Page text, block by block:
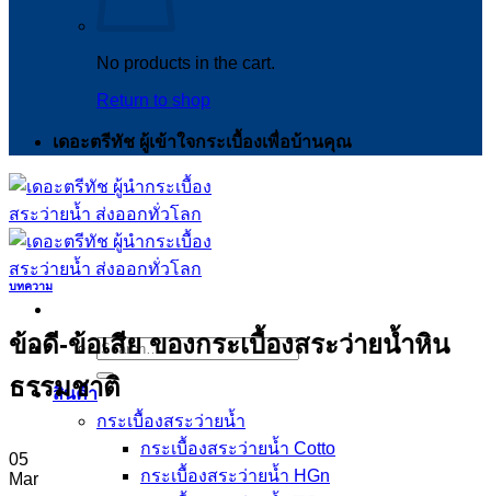
No products in the cart.
Return to shop
เดอะตรีทัช ผู้เข้าใจกระเบื้องเพื่อบ้านคุณ
Search
for:
สินค้า
กระเบื้องสระว่ายนํ้า
กระเบื้องสระว่ายน้ำ Cotto
กระเบื้องสระว่ายน้ำ HGn
บทความ
ข้อดี-ข้อเสีย ของกระเบื้องสระว่ายน้ำหิน
ธรรมชาติ
05
Mar